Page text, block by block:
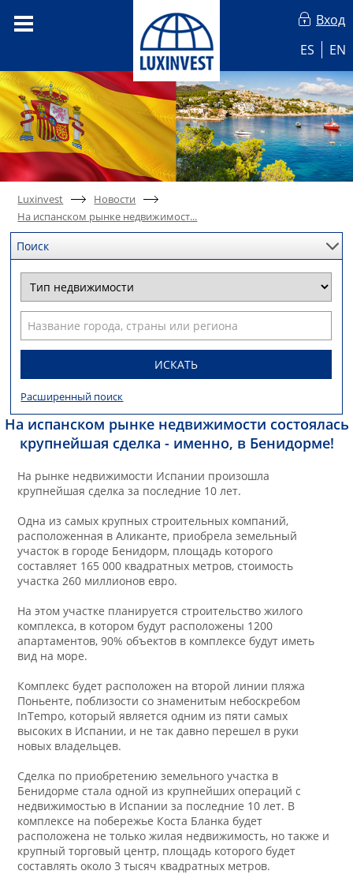
Вход
ES
EN
Luxinvest
Новости
На испанском рынке недвижимост...
Поиск
ИСКАТЬ
Расширенный поиск
На испанском рынке недвижимости состоялась
крупнейшая сделка - именно, в Бенидорме!
На рынке недвижимости Испании произошла
крупнейшая сделка за последние 10 лет.
Одна из самых крупных строительных компаний,
расположенная в Аликанте, приобрела земельный
участок в городе Бенидорм, площадь которого
составляет 165 000 квадратных метров, стоимость
участка 260 миллионов евро.
На этом участке планируется строительство жилого
комплекса, в котором будут расположены 1200
апартаментов, 90% объектов в комплексе будут иметь
вид на море.
Комплекс будет расположен на второй линии пляжа
Поньенте, поблизости со знаменитым небоскребом
InTempo, который является одним из пяти самых
высоких в Испании, и не так давно перешел в руки
новых владельцев.
Сделка по приобретению земельного участка в
Бенидорме стала одной из крупнейших операций с
недвижимостью в Испании за последние 10 лет. В
комплексе на побережье Коста Бланка будет
расположена не только жилая недвижимость, но также и
крупный торговый центр, площадь которого будет
составлять около 3 тысяч квадратных метров.